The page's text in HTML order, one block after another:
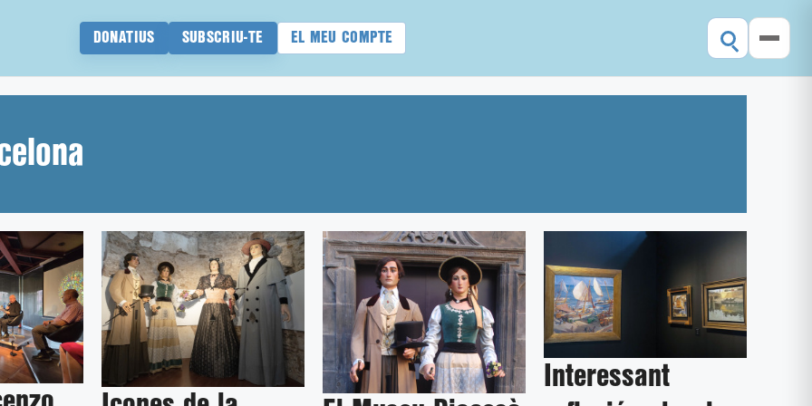
DONATIUS SUBSCRIU-TE EL MEU COMPTE
Interessant